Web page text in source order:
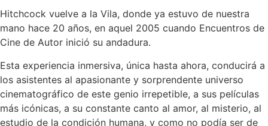
Hitchcock vuelve a la Vila, donde ya estuvo de nuestra
mano hace 20 años, en aquel 2005 cuando Encuentros de
Cine de Autor inició su andadura.
Esta experiencia inmersiva, única hasta ahora, conducirá a
los asistentes al apasionante y sorprendente universo
cinematográfico de este genio irrepetible, a sus películas
más icónicas, a su constante canto al amor, al misterio, al
estudio de la condición humana, y como no podía ser de